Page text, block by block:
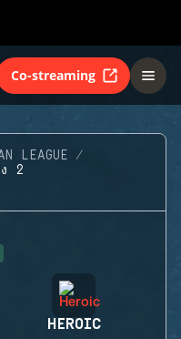
Co-streaming
LEAGUE
2
HEROIC